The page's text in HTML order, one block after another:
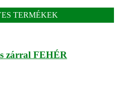
TERMÉKEK
zárral FEHÉR